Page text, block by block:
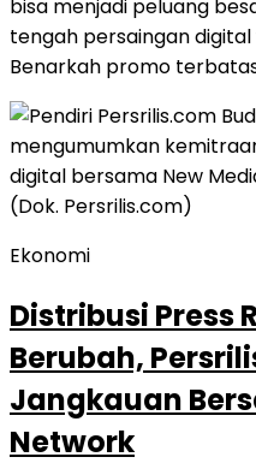
bisa menjadi peluang
tengah persaingan
Benarkah promo
Ekonomi
Distribusi Press
Berubah,
Jangkauan
Network